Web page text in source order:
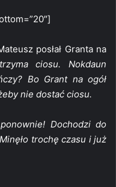
posłał Granta na
ciosu. Nokdaun
Bo Grant na ogół
nie dostać ciosu.
Dochodzi do
trochę czasu i już